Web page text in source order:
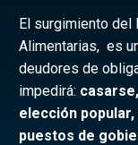
El surgimiento del
Alimentarias, es
deudores de
impedirá:
elección
puestos de